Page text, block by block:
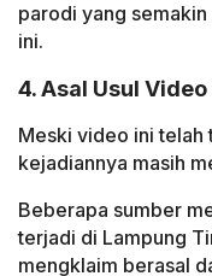
parodi yang
ini.
4. Asal Usul
Meski video ini telah
kejadiannya masih
Beberapa sumber
terjadi di Lampung
mengklaim berasal